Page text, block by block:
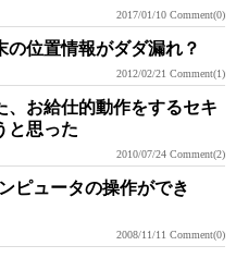
2017/01/10 Comment(0)
位置情報がダダ漏れ？
2012/02/21 Comment(1)
、お給仕的動作をするセキ
と思った
2010/07/24 Comment(2)
ピュータの操作ができ
2008/11/11 Comment(0)